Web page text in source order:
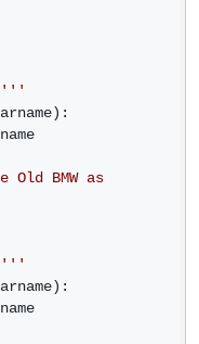
'''
'''